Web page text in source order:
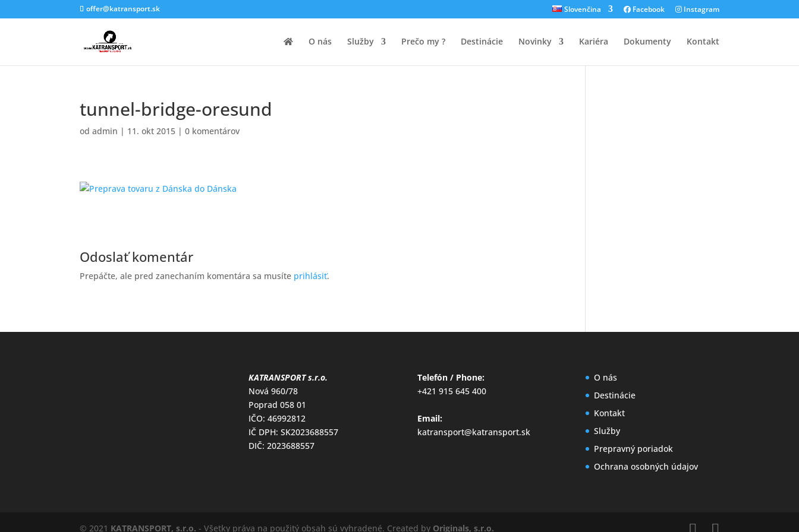
offer@katransport.sk Slovenčina Facebook Instagram
O nás Služby Prečo my ? Destinácie Novinky Kariéra Dokumenty Kontakt
tunnel-bridge-oresund
odadmin | 11. okt 2015 |0 komentárov
Odoslať komentár
Prepáčte, ale pred zanechaním komentára sa musíte prihlásiť.
KATRANSPORT s.r.o.
Nová 960/78
Poprad 058 01
IČO: 46992812
IČ DPH: SK2023688557
DIČ: 2023688557
Telefón / Phone:
+421 915 645 400
Email:
katransport@katransport.sk
O nás
Destinácie
Kontakt
Služby
Prepravný poriadok
Ochrana osobných údajov
© 2021 KATRANSPORT, s.r.o. - Všetky práva na použitý obsah sú vyhradené. Created by Originals, s.r.o.